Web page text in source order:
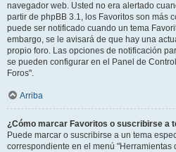
navegador web. Usted no era alertado
partir de phpBB 3.1, los Favoritos son más
puede ser notificado cuando un tema
embargo, se le avisará de que hay una
propio foro. Las opciones de notificación
se pueden configurar en el Panel de
Foros".
Arriba
¿Cómo marcar Favoritos o suscribirse a
Puede marcar o suscribirse a un tema
correspondiente en el menú "Herramientas